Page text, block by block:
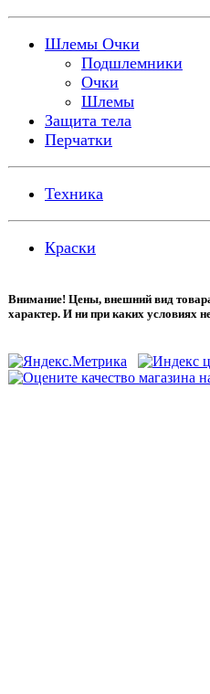
Шлемы Очки
Подшлемники
Очки
Шлемы
Защита тела
Перчатки
Техника
Краски
Внимание! Цены, внешний вид
характер. И ни при каких условиях